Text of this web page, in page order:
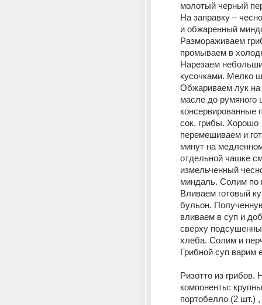
молотый черный
На заправку –
и обжаренный
Размораживаем
промываем в
Нарезаем
кусочками. Мелко
Обжариваем лук на
масле до румяного
консервированные
сок, грибы. Хорошо
перемешиваем и
минут на
отдельной чашке
измельченный
миндаль. Солим по
Вливаем готовый
бульон.
вливаем в суп и
сверху
хлеба. Солим и
Грибной суп варим
Ризотто из
компоненты:
портобелло (2 шт.) ,